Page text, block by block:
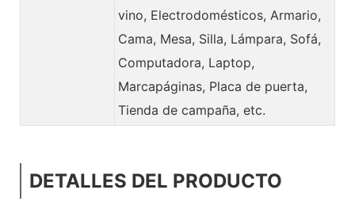
vino, Electrodomésticos, Armario,
Cama, Mesa, Silla, Lámpara, Sofá,
Computadora, Laptop,
Marcapáginas, Placa de puerta,
Tienda de campaña, etc.
DETALLES DEL PRODUCTO